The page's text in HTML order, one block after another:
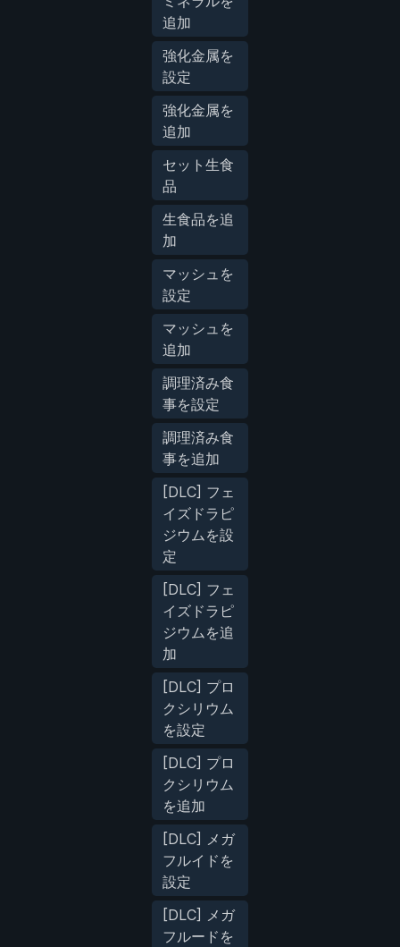
追加
強化金属を
設定
強化金属を
追加
セット生食
品
生食品を追
加
マッシュを
設定
マッシュを
追加
調理済み食
事を設定
調理済み食
事を追加
[DLC] フェ
イズドラピ
ジウムを設
定
[DLC] フェ
イズドラピ
ジウムを追
加
[DLC] プロ
クシリウム
を設定
[DLC] プロ
クシリウム
を追加
[DLC] メガ
フルイドを
設定
[DLC] メガ
フルードを